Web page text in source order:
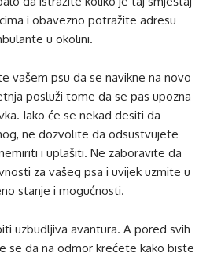
i obavezno potražite adresu
u okolini.
vašem psu da se navikne na novo
posluži tome da se pas upozna
Iako će se nekad desiti da
ne dozvolite da odsustvujete
i uplašiti. Ne zaboravite da
za vašeg psa i uvijek uzmite u
stanje i mogućnosti.
uzbudljiva avantura. A pored svih
se da na odmor krećete kako biste